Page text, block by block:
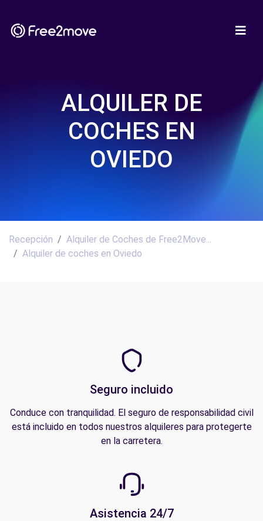
ALQUILER DE
COCHES EN
OVIEDO
Recepción
Alquiler de Coches de Free2Move...
Alquiler de coches en Oviedo
Seguro incluido
Conduce con tranquilidad. El seguro de responsabilidad civil
está incluido en todos nuestros alquileres para protegerte
en la carretera.
Asistencia 24/7